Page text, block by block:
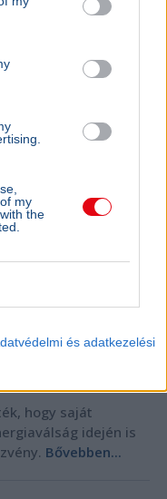
my
the
és adatkezelési
hogy saját
idején is
Bővebben...